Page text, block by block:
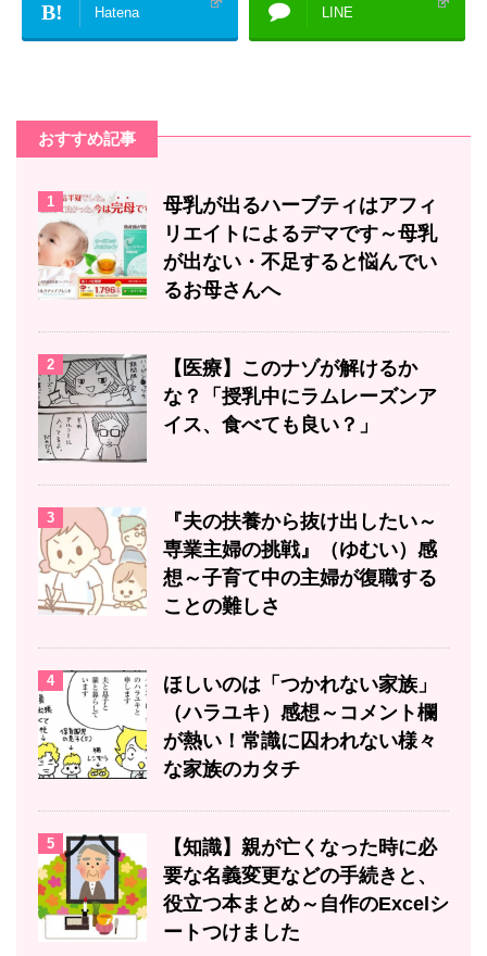
B! Hatena LINE
おすすめ記事
1
母乳が出るハーブティはアフィ
リエイトによるデマです～母乳
が出ない・不足すると悩んでい
るお母さんへ
2
【医療】このナゾが解けるか
な？「授乳中にラムレーズンア
イス、食べても良い？」
3
『夫の扶養から抜け出したい～
専業主婦の挑戦』（ゆむい）感
想～子育て中の主婦が復職する
ことの難しさ
4
ほしいのは「つかれない家族」
（ハラユキ）感想～コメント欄
が熱い！常識に囚われない様々
な家族のカタチ
5
【知識】親が亡くなった時に必
要な名義変更などの手続きと、
役立つ本まとめ～自作のExcelシ
ートつけました